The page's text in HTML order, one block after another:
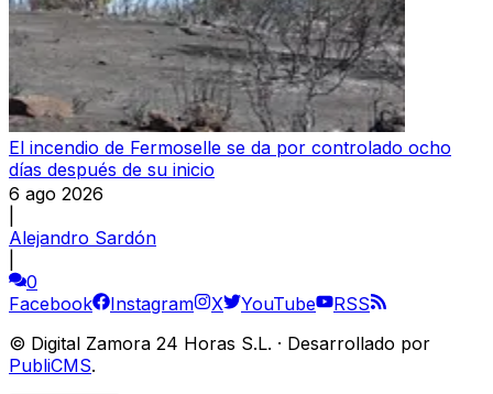
El incendio de Fermoselle se da por controlado ocho
días después de su inicio
6 ago 2026
Alejandro Sardón
0
Facebook
Instagram X YouTube
RSS
© Digital Zamora 24 Horas S.L. · Desarrollado por
PubliCMS.